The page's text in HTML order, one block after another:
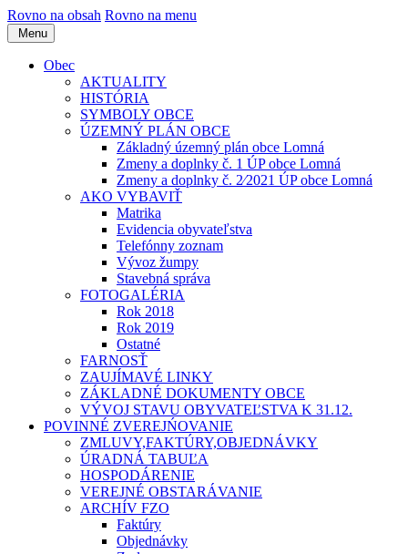
Rovno na obsah Rovno na menu
Menu
Obec
AKTUALITY
HISTÓRIA
SYMBOLY OBCE
ÚZEMNÝ PLÁN OBCE
Základný územný plán obce Lomná
Zmeny a doplnky č. 1 ÚP obce Lomná
Zmeny a doplnky č. 2⁄2021 ÚP obce Lomná
AKO VYBAVIŤ
Matrika
Evidencia obyvateľstva
Telefónny zoznam
Vývoz žumpy
Stavebná správa
FOTOGALÉRIA
Rok 2018
Rok 2019
Ostatné
FARNOSŤ
ZAUJÍMAVÉ LINKY
ZÁKLADNÉ DOKUMENTY OBCE
VÝVOJ STAVU OBYVATEĽSTVA K 31.12.
POVINNÉ ZVEREJŃOVANIE
ZMLUVY,FAKTÚRY,OBJEDNÁVKY
ÚRADNÁ TABUĽA
HOSPODÁRENIE
VEREJNÉ OBSTARÁVANIE
ARCHÍV FZO
Faktúry
Objednávky